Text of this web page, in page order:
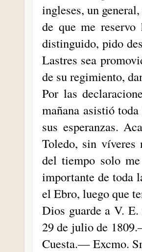
ingleses, un
de que me
distinguido, pido
Lastres sea
de su regimiento,
Por las
mañana asistió
sus esperanzas.
Toledo, sin víveres
del tiempo solo
importante de toda
el Ebro, luego que
Dios guarde a V.
29 de julio de
Cuesta.— Excmo.